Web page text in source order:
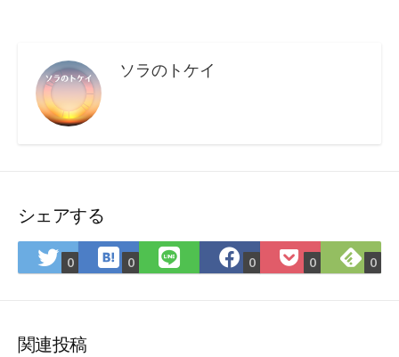
ソラのトケイ
シェアする
Twitter
で
ア
0 は
て
0
LINE
で
Facebook
で
0
Pocket
に
0
で
0
関連投稿